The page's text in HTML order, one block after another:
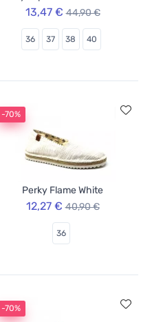
13,47 € 44,90 €
36 37 38 40
-70%
Perky Flame White
12,27 € 40,90 €
36
-70%